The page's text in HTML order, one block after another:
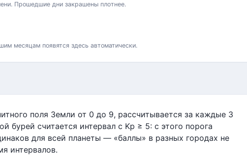
Прошедшие дни закрашены плотнее.
месяцам появятся здесь автоматически.
поля Земли от 0 до 9, рассчитывается за каждые 3
бурей считается интервал с Kp ≥ 5: с этого порога
для всей планеты — «баллы» в разных городах не
интервалов.